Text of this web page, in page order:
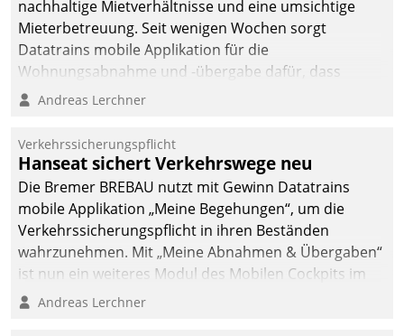
nachhaltige Mietverhältnisse und eine umsichtige
Mieterbetreuung. Seit wenigen Wochen sorgt
Datatrains mobile Applikation für die
Wohnungsabnahme und -übergabe dafür, dass
Mieter wohlgeordnet kommen und, so es sein muss,
Andreas Lerchner
Verkehrssicherungspflicht
Hanseat sichert Verkehrswege neu
Die Bremer BREBAU nutzt mit Gewinn Datatrains
mobile Applikation „Meine Begehungen“, um die
Verkehrssicherungspflicht in ihren Beständen
wahrzunehmen. Mit „Meine Abnahmen & Übergaben“
ist nun ein weiteres Modul des Mobilen Cockpits im
Einsatz.
Andreas Lerchner